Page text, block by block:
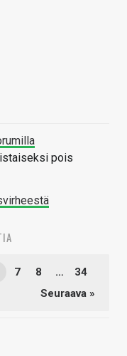
pois
7 8 …
34
Seuraava »